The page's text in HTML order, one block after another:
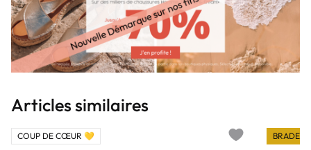
Articles similaires
COUP DE CŒUR 💛